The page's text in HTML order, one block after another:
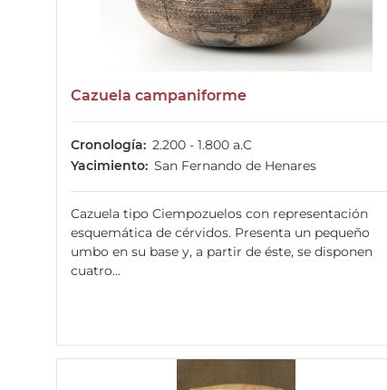
Cazuela campaniforme
Cronología
2.200 - 1.800 a.C
Yacimiento San Fernando de Henares
Cazuela tipo Ciempozuelos con representación
esquemática de cérvidos. Presenta un pequeño
umbo en su base y, a partir de éste, se disponen
cuatro...